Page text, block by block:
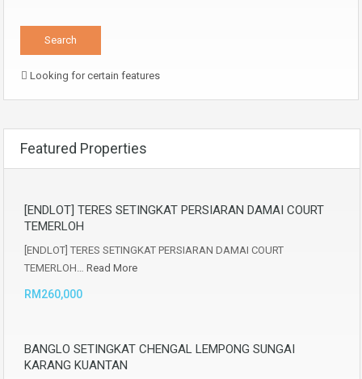
Looking for certain features
Featured Properties
[ENDLOT] TERES SETINGKAT PERSIARAN DAMAI COURT
TEMERLOH
[ENDLOT] TERES SETINGKAT PERSIARAN DAMAI COURT
TEMERLOH… Read More
RM260,000
BANGLO SETINGKAT CHENGAL LEMPONG SUNGAI
KARANG KUANTAN